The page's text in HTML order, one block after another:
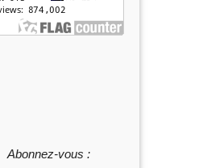
Abonnez-vous :